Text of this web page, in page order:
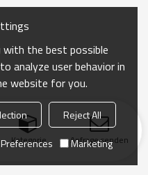
Kategorie Anfrage senden
with the best possible
analyze user behavior in
website for you.
Reject All
Preferences Marketing